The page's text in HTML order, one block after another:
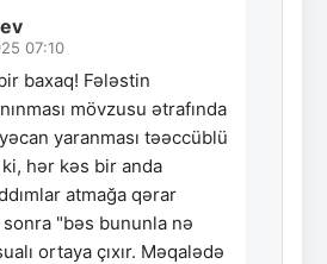
07:10
baxaq! Fələstin
mövzusu ətrafında
yaranması təəccüblü
hər kəs bir anda
atmağa qərar
"bəs bununla nə
ortaya çıxır. Məqalədə